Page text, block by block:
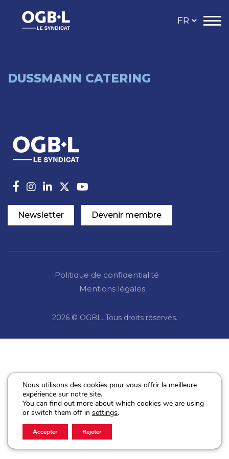
DUSSMANN CATERING
Newsletter Devenir membre
Politique de confidentialité
Mentions légales
2026 © OGBL. Tous droits réservés.
Nous utilisons des cookies pour vous offrir la meilleure
expérience sur notre site.
You can find out more about which cookies we are using
or switch them off in settings.
Accepter Rejeter